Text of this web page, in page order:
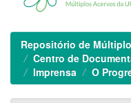
Repositório de
Centro de
Imprensa
O